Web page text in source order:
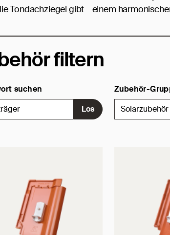
Tondachziegel gibt – einem
filtern
suchen
Zubehör-
Solarzubehör